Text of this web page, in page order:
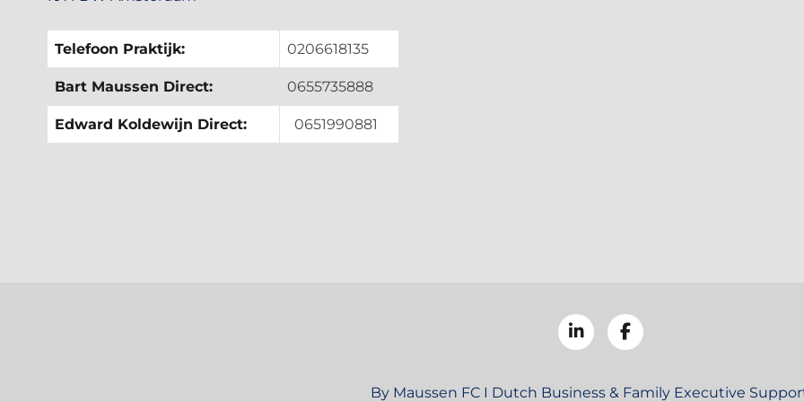
Telefoon Praktijk: 0206618135
Bart Maussen Direct: 0655735888
Edward Koldewijn Direct: 0651990881
By Maussen FC I Dutch Business & Family Executive